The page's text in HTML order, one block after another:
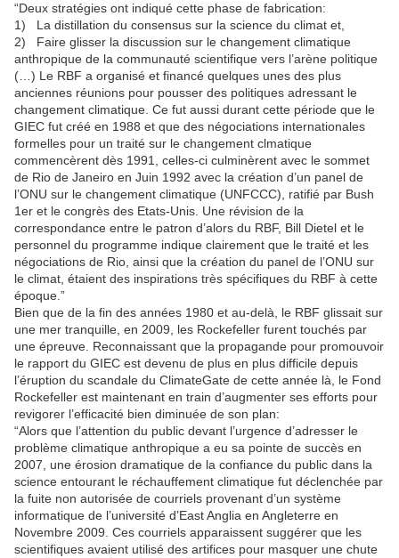
“Deux stratégies ont indiqué cette phase de fabrication:
1) La distillation du consensus sur la science du climat et,
2) Faire glisser la discussion sur le changement climatique
anthropique de la communauté scientifique vers l’arène politique
(…) Le RBF a organisé et financé quelques unes des plus
anciennes réunions pour pousser des politiques adressant le
changement climatique. Ce fut aussi durant cette période que le
GIEC fut créé en 1988 et que des négociations internationales
formelles pour un traité sur le changement clmatique
commencèrent dès 1991, celles-ci culminèrent avec le sommet
de Rio de Janeiro en Juin 1992 avec la création d’un panel de
l’ONU sur le changement climatique (UNFCCC), ratifié par Bush
1er et le congrès des Etats-Unis. Une révision de la
correspondance entre le patron d’alors du RBF, Bill Dietel et le
personnel du programme indique clairement que le traité et les
négociations de Rio, ainsi que la création du panel de l’ONU sur
le climat, étaient des inspirations très spécifiques du RBF à cette
époque.”
Bien que de la fin des années 1980 et au-delà, le RBF glissait sur
une mer tranquille, en 2009, les Rockefeller furent touchés par
une épreuve. Reconnaissant que la propagande pour promouvoir
le rapport du GIEC est devenu de plus en plus difficile depuis
l’éruption du scandale du ClimateGate de cette année là, le Fond
Rockefeller est maintenant en train d’augmenter ses efforts pour
revigorer l’efficacité bien diminuée de son plan:
“Alors que l’attention du public devant l’urgence d’adresser le
problème climatique anthropique a eu sa pointe de succès en
2007, une érosion dramatique de la confiance du public dans la
science entourant le réchauffement climatique fut déclenchée par
la fuite non autorisée de courriels provenant d’un système
informatique de l’université d’East Anglia en Angleterre en
Novembre 2009. Ces courriels apparaissent suggérer que les
scientifiques avaient utilisé des artifices pour masquer une chute